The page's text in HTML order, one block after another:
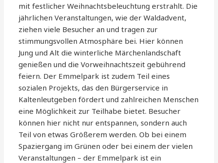
mit festlicher Weihnachtsbeleuchtung erstrahlt. Die
jährlichen Veranstaltungen, wie der Waldadvent,
ziehen viele Besucher an und tragen zur
stimmungsvollen Atmosphäre bei. Hier können
Jung und Alt die winterliche Märchenlandschaft
genießen und die Vorweihnachtszeit gebührend
feiern. Der Emmelpark ist zudem Teil eines
sozialen Projekts, das den Bürgerservice in
Kaltenleutgeben fördert und zahlreichen Menschen
eine Möglichkeit zur Teilhabe bietet. Besucher
können hier nicht nur entspannen, sondern auch
Teil von etwas Größerem werden. Ob bei einem
Spaziergang im Grünen oder bei einem der vielen
Veranstaltungen – der Emmelpark ist ein